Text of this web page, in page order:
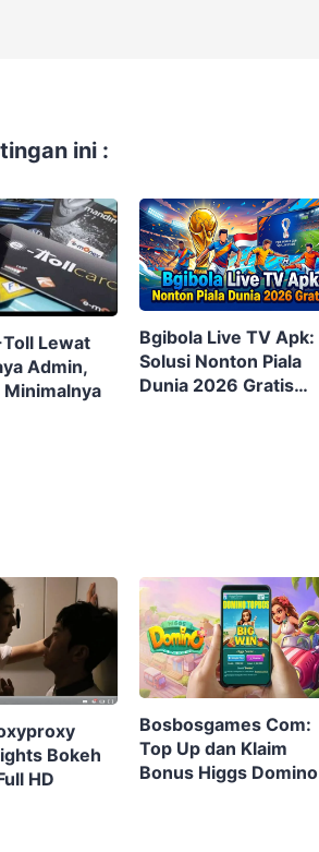
ini :
Lewat
Admin,
Minimalnya
Bgibola Live TV Apk:
Solusi Nonton Piala
Dunia 2026 Gratis
Bokeh
HD
Bosbosgames Com:
Top Up dan Klaim
Bonus Higgs Domino